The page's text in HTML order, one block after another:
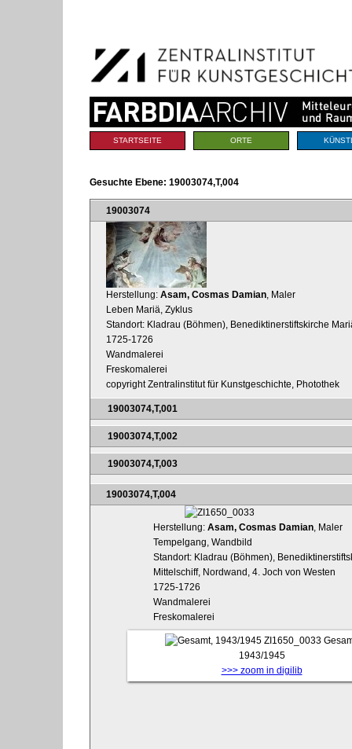
Navigation
Sektionen
STARTSEITE ORTE
Gesuchte Ebene: 19003074,T,004
19003074
Herstellung: Asam, Cosmas Damian , Maler
Leben Mariä, Zyklus
Standort: Kladrau (Böhmen), Benediktinerstiftskirche
1725-1726
Wandmalerei
Freskomalerei
copyright Zentralinstitut für Kunstgeschichte, Photothek
19003074,T,001
19003074,T,002
19003074,T,003
19003074,T,004
Herstellung: Asam, Cosmas Damian, Maler
Tempelgang, Wandbild
Standort: Kladrau (Böhmen),
Mittelschiff, Nordwand, 4. Joch von Westen
1725-1726
Wandmalerei
Freskomalerei
ZI1650_0033
1943/1945
>>> zoom in digilib